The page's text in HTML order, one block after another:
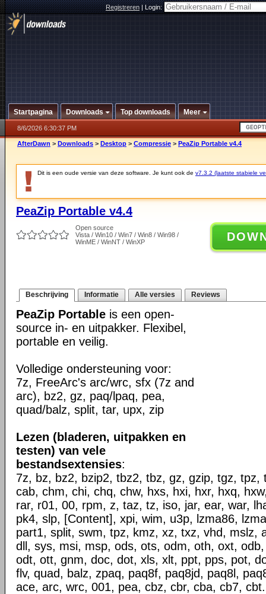
Registreren|Login:
Startpagina Downloads Top downloads Meer
8/6/2026 6:30:37 PM
AfterDawn > Downloads > Desktop > Compressie > PeaZip Portable v4.4
Dit is een oude versie van deze software. Je kunt ook de v7.3.2 (laatste stabiele
PeaZip Portable v4.4
Open source
Vista / Win10 / Win7 / Win8 / Win98 /
WinME / WinNT / WinXP
Beschrijving Informatie Alle versies Reviews
PeaZip Portable is een open-
source in- en uitpakker. Flexibel,
portable en veilig.
Volledige ondersteuning voor:
7z, FreeArc's arc/wrc, sfx (7z and
arc), bz2, gz, paq/lpaq, pea,
quad/balz, split, tar, upx, zip
Lezen (bladeren, uitpakken en
testen) van vele
bestandsextensies:
7z, bz, bz2, bzip2, tbz2, tbz, gz, gzip, tgz, tpz,
cab, chm, chi, chq, chw, hxs, hxi, hxr, hxq,
rar, r01, 00, rpm, z, taz, tz, iso, jar, ear, war,
pk4, slp, [Content], xpi, wim, u3p, lzma86,
part1, split, swm, tpz, kmz, xz, txz, vhd, mslz,
dll, sys, msi, msp, ods, ots, odm, oth, oxt,
odt, ott, gnm, doc, dot, xls, xlt, ppt, pps, pot,
flv, quad, balz, zpaq, paq8f, paq8jd, paq8l,
ace, arc, wrc, 001, pea, cbz, cbr, cba, cb7, cbt.